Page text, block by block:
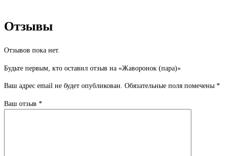
Отзывы
Отзывов пока нет.
Будьте первым, кто оставил отзыв на «Жаворонок (пара)»
Ваш адрес email не будет опубликован. Обязательные поля помечены *
Ваш отзыв *